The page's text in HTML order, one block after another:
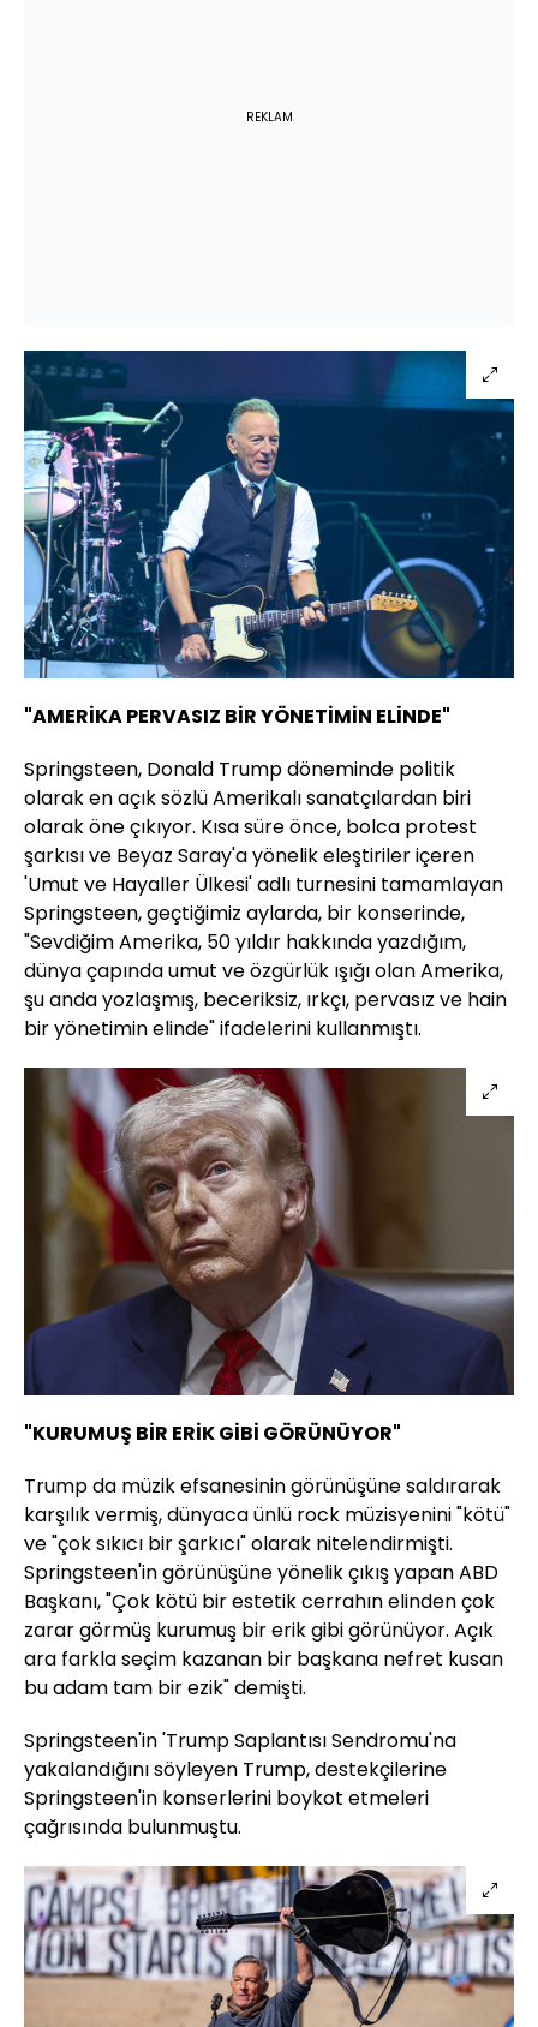
REKLAM
"AMERİKA PERVASIZ BİR YÖNETİMİN ELİNDE"
Springsteen, Donald Trump döneminde politik
olarak en açık sözlü Amerikalı sanatçılardan biri
olarak öne çıkıyor. Kısa süre önce, bolca protest
şarkısı ve Beyaz Saray'a yönelik eleştiriler içeren
'Umut ve Hayaller Ülkesi' adlı turnesini tamamlayan
Springsteen, geçtiğimiz aylarda, bir konserinde,
"Sevdiğim Amerika, 50 yıldır hakkında yazdığım,
dünya çapında umut ve özgürlük ışığı olan Amerika,
şu anda yozlaşmış, beceriksiz, ırkçı, pervasız ve hain
bir yönetimin elinde" ifadelerini kullanmıştı.
"KURUMUŞ BİR ERİK GİBİ GÖRÜNÜYOR"
Trump da müzik efsanesinin görünüşüne saldırarak
karşılık vermiş, dünyaca ünlü rock müzisyenini "kötü"
ve "çok sıkıcı bir şarkıcı" olarak nitelendirmişti.
Springsteen'in görünüşüne yönelik çıkış yapan ABD
Başkanı, "Çok kötü bir estetik cerrahın elinden çok
zarar görmüş kurumuş bir erik gibi görünüyor. Açık
ara farkla seçim kazanan bir başkana nefret kusan
bu adam tam bir ezik" demişti.
Springsteen'in 'Trump Saplantısı Sendromu'na
yakalandığını söyleyen Trump, destekçilerine
Springsteen'in konserlerini boykot etmeleri
çağrısında bulunmuştu.